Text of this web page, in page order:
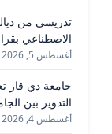
تدريسي من
الاصطناعي
أغسطس 5, 2026
جامعة ذي قار
التدوير بين
أغسطس 4, 2026